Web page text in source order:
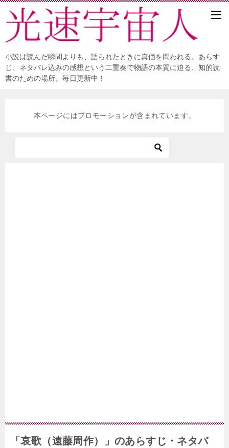
小説は読んだ瞬間よりも、語られたときに真価を問われる。あらす
じ、ネタバレ込みの感想という二重奏で物語の本質に迫る、知的読
書のための場所。毎日更新中！
本ページにはプロモーションが含まれています。
「哀歌（遠藤周作）」のあらすじ・ネタバ